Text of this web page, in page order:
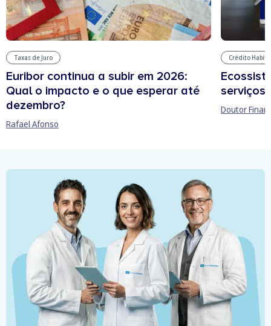
Taxas de Juro
Euribor continua a subir em 2026:
Qual o impacto e o que esperar até
dezembro?
Rafael Afonso
Crédito
serviços
Doutor